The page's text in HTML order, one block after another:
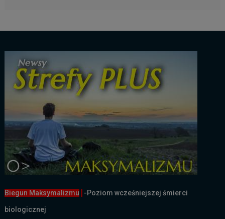
Biegun Maksymalizmu -Poziom wcześniejszej śmierci
biologicznej